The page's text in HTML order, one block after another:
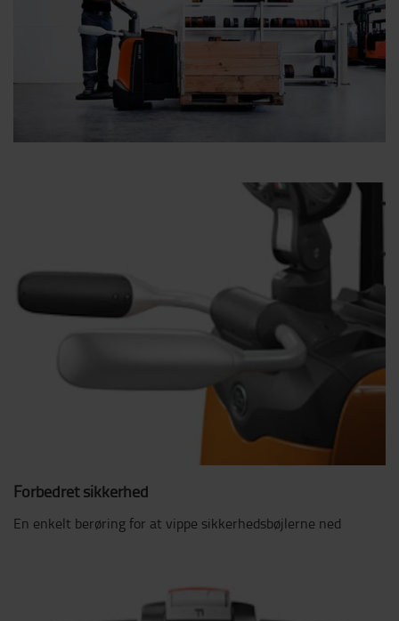
Forbedret sikkerhed
En enkelt berøring for at vippe sikkerhedsbøjlerne ned